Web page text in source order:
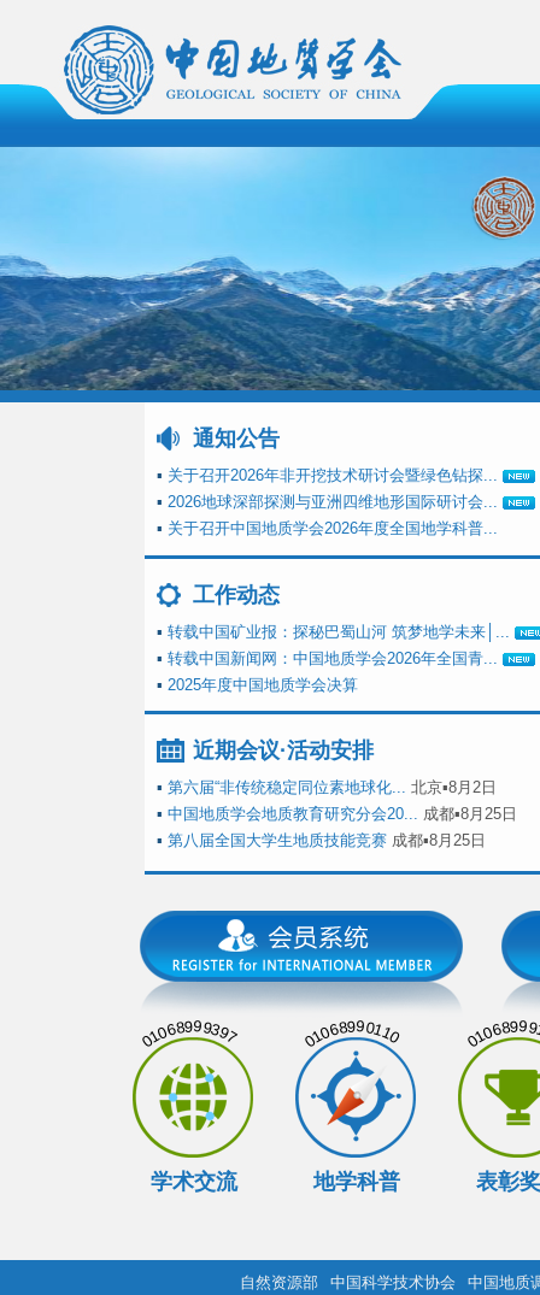
通知公告
▪ 关于召开2026年非开挖技术研讨会暨绿色钻探...
▪ 2026地球深部探测与亚洲四维地形国际研讨会...
▪ 关于召开中国地质学会2026年度全国地学科普...
工作动态
▪ 转载中国矿业报：探秘巴蜀山河 筑梦地学未来│...
▪ 转载中国新闻网：中国地质学会2026年全国青...
▪ 2025年度中国地质学会决算
近期会议·活动安排
▪ 第六届“非传统稳定同位素地球化... 北京▪8月2日
▪ 中国地质学会地质教育研究分会20... 成都▪8月25日
▪ 第八届全国大学生地质技能竞赛 成都▪8月25日
01068999397
学术交流
01068990110
地学科普 表彰
自然资源部 中国科学技术协会 中国地质